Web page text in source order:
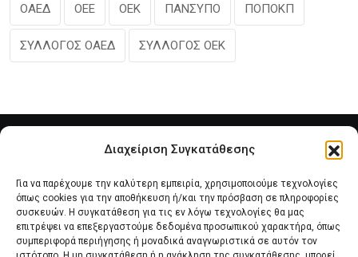
Διαχείριση Συγκατάθεσης
Για να παρέχουμε την καλύτερη εμπειρία, χρησιμοποιούμε τεχνολογίες
όπως cookies για την αποθήκευση ή/και την πρόσβαση σε πληροφορίες
συσκευών. Η συγκατάθεση για τις εν λόγω τεχνολογίες θα μας
επιτρέψει να επεξεργαστούμε δεδομένα προσωπικού χαρακτήρα, όπως
συμπεριφορά περιήγησης ή μοναδικά αναγνωριστικά σε αυτόν τον
ΟΑΕΔ ΟΕΕ ΟΕΚ ΠΑΝΣΥΠΟ ΠΟΠΟΚΠ
ΣΥΛΛΟΓΟΣ ΟΑΕΔ ΣΥΛΛΟΓΟΣ ΟΕΚ
Αρχική Νέα του Συλλόγου Θέματα e-Magazino